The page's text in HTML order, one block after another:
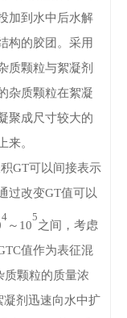
加到水中后水解
构的胶团。 采用
质颗粒与絮凝剂
杂质颗粒在絮凝
聚成尺寸较大的
来。
GT可以间接表示
过改变GT值可以
4
～ 10
5
之间，考虑
值作为表征混
质颗粒的质量浓
凝剂迅速向水中扩